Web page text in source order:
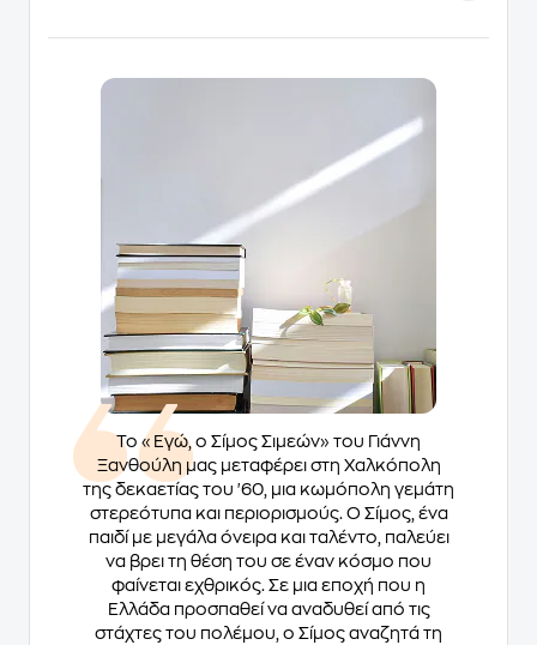
Το «Εγώ, ο Σίμος Σιμεών» του Γιάννη
Ξανθούλη μας μεταφέρει στη Χαλκόπολη
της δεκαετίας του '60, μια κωμόπολη γεμάτη
στερεότυπα και περιορισμούς. Ο Σίμος, ένα
παιδί με μεγάλα όνειρα και ταλέντο, παλεύει
να βρει τη θέση του σε έναν κόσμο που
φαίνεται εχθρικός. Σε μια εποχή που η
Ελλάδα προσπαθεί να αναδυθεί από τις
στάχτες του πολέμου, ο Σίμος αναζητά τη